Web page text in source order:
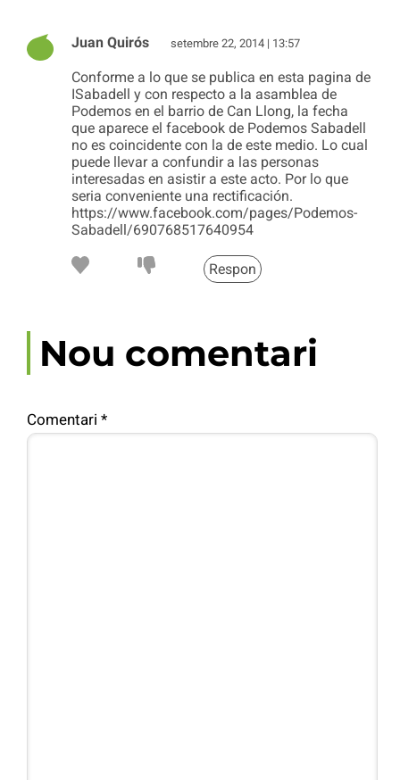
Juan Quirós setembre 22, 2014 | 13:57
Conforme a lo que se publica en esta pagina de
ISabadell y con respecto a la asamblea de
Podemos en el barrio de Can Llong, la fecha
que aparece el facebook de Podemos Sabadell
no es coincidente con la de este medio. Lo cual
puede llevar a confundir a las personas
interesadas en asistir a este acto. Por lo que
seria conveniente una rectificación.
https://www.facebook.com/pages/Podemos-
Sabadell/690768517640954
Respon
Nou comentari
Comentari *